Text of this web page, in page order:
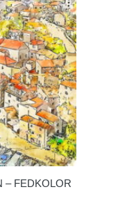
– FEDKOLOR